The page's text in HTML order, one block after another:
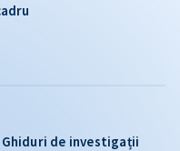
Ghiduri de investigații